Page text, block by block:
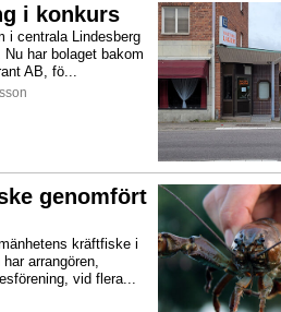
i konkurs
i centrala Lindesberg
har bolaget bakom
AB, fö...
genomfört
kräftfiske i
arrangören,
vid flera...